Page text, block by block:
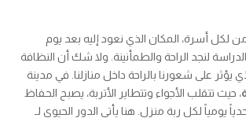
لكل أسرة، المكان الذي نعود إليه بعد يوم
لنجد الراحة والطمأنينة. ولا شك أن النظافة
يؤثر على شعورنا بالراحة داخل منازلنا. في مدينة
، حيث تتقلب الأجواء وتتطاير الأتربة، يصبح الحفاظ
يومياً لكل ربة منزل. هنا يأتي الدور الحيوي لـ